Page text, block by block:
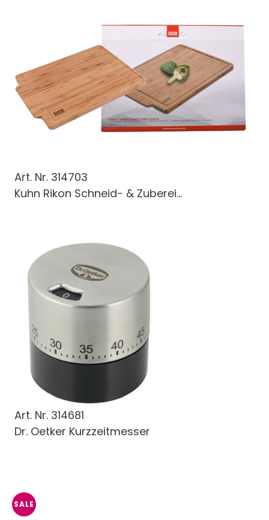
Art. Nr. 314703
Kuhn Rikon Schneid- & Zuberei...
Art. Nr. 314681
Dr. Oetker Kurzzeitmesser
SALE